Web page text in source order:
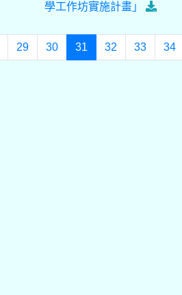
學工作坊實施計畫」
29 30 31 32 33 34